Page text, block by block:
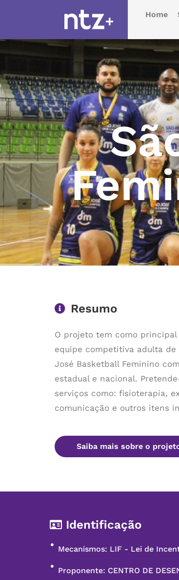
Home
Resumo
O projeto tem como
equipe competitiva adulta
José Basketball Feminino
estadual e nacional.
serviços como: fisioterapia,
comunicação e outros itens
Saiba mais sobre o
Identificação
Mecanismos: LIF - Lei de
Proponente: CENTRO DE